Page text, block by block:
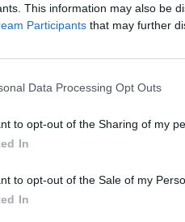
This information may also be
Participants that may further
Data Processing Opt Outs
to opt-out of the Sharing of my
In
to opt-out of the Sale of my
In